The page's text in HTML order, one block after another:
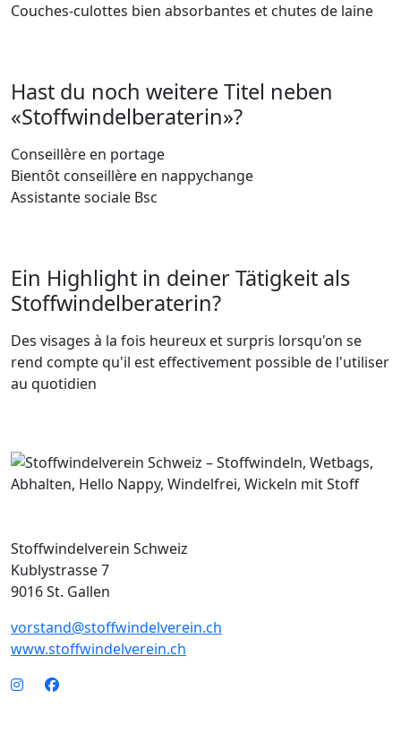
Couches-culottes bien absorbantes et chutes de laine
Hast du noch weitere Titel neben
«Stoffwindelberaterin»?
Conseillère en portage
Bientôt conseillère en nappychange
Assistante sociale Bsc
Ein Highlight in deiner Tätigkeit als
Stoffwindelberaterin?
Des visages à la fois heureux et surpris lorsqu'on se
rend compte qu'il est effectivement possible de l'utiliser
au quotidien
Stoffwindelverein Schweiz
Kublystrasse 7
9016 St. Gallen
vorstand@stoffwindelverein.ch
www.stoffwindelverein.ch